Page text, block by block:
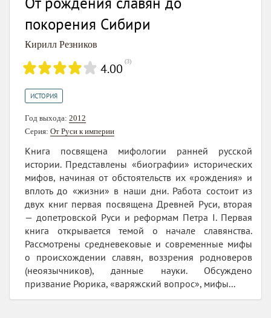
покорения Сибири
Кирилл Резников
4.00 (3)
ИСТОРИЯ
Год выхода: 2012
Серия: От Руси к империи
Книга посвящена мифологии ранней русской
истории. Представлены «биографии» исторических
мифов, начиная от обстоятельств их «рождения» и
вплоть до «жизни» в наши дни. Работа состоит из
двух книг первая посвящена Древней Руси, вторая
— допетровской Руси и реформам Петра I. Первая
книга открывается темой о начале славянства.
Рассмотрены средневековые и современные мифы
о происхождении славян, воззрения родноверов
(неоязычников), данные науки. Обсуждено
призвание Рюрика, «варяжский вопрос», мифы...